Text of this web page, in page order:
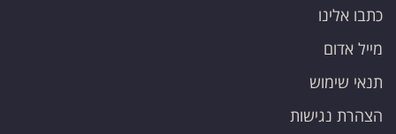
כתבו אלינו
מייל אדום
תנאי שימוש
הצהרת נגישות